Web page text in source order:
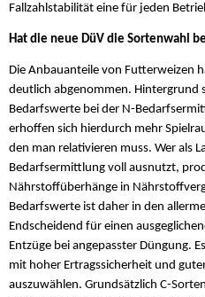
Fallzahlstabilität eine für jeden
Hat die neue DüV die Sortenwahl
Die Anbauanteile von Futterweizen
deutlich abgenommen. Hintergrund
Bedarfswerte bei der N-
erhoffen sich hierdurch mehr
den man relativieren muss. Wer als
Bedarfsermittlung voll ausnutzt,
Nährstoffüberhänge in
Bedarfswerte ist daher in den
Endscheidend für einen
Entzüge bei angepasster Düngung.
mit hoher Ertragssicherheit und
auszuwählen. Grundsätzlich C-